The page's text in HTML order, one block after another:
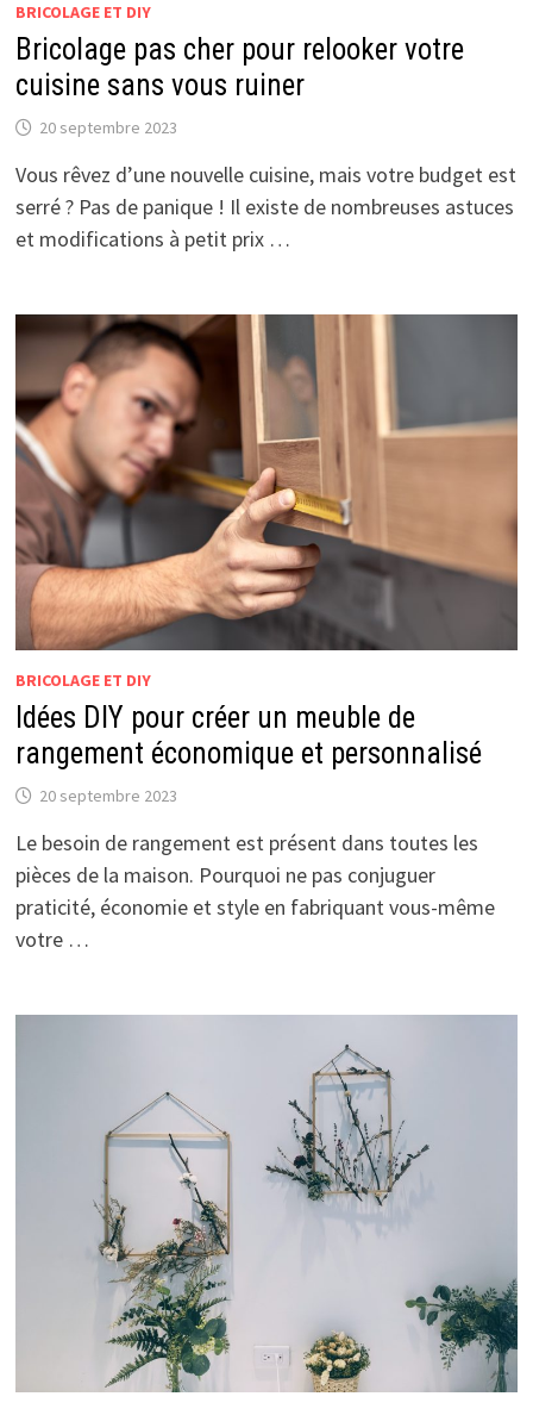
BRICOLAGE ET DIY
Bricolage pas cher pour relooker votre
cuisine sans vous ruiner
20 septembre 2023
Vous rêvez d’une nouvelle cuisine, mais votre budget est
serré ? Pas de panique ! Il existe de nombreuses astuces
et modifications à petit prix …
BRICOLAGE ET DIY
Idées DIY pour créer un meuble de
rangement économique et personnalisé
20 septembre 2023
Le besoin de rangement est présent dans toutes les
pièces de la maison. Pourquoi ne pas conjuguer
praticité, économie et style en fabriquant vous-même
votre …